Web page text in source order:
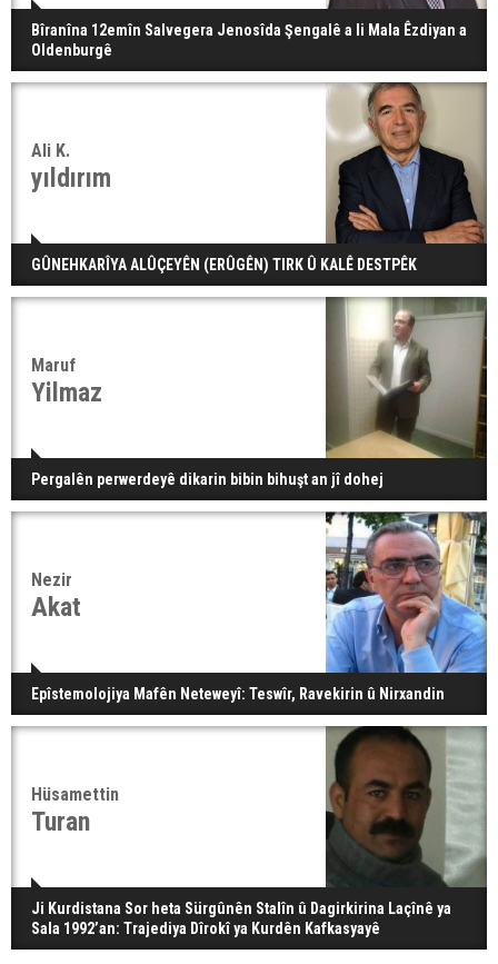
Bîranîna 12emîn Salvegera Jenosîda Şengalê a li Mala Êzdiyan a
Oldenburgê
Ali K.
yıldırım
GÛNEHKARÎYA ALÛÇEYÊN (ERÛGÊN) TIRK Û KALÊ DESTPÊK
Maruf
Yilmaz
Pergalên perwerdeyê dikarin bibin bihuşt an jî dohej
Nezir
Akat
Epîstemolojiya Mafên Neteweyî: Teswîr, Ravekirin û Nirxandin
Hüsamettin
Turan
Ji Kurdistana Sor heta Sürgûnên Stalîn û Dagirkirina Laçînê ya
Sala 1992’an: Trajediya Dîrokî ya Kurdên Kafkasyayê